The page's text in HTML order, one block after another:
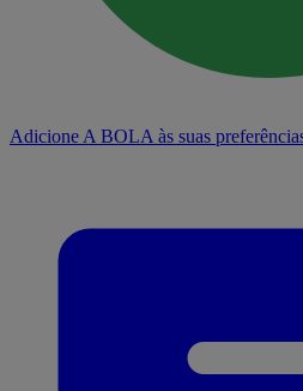
Adicione A BOLA às suas